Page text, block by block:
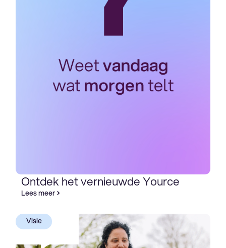
Ontdek het vernieuwde Yource
Lees meer
Visie